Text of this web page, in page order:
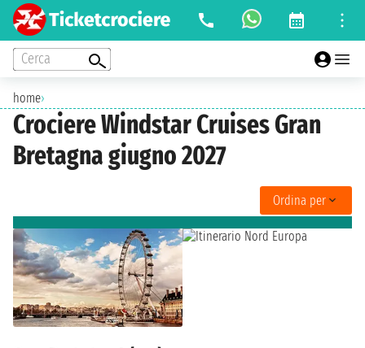
Cerca
home›
Crociere Windstar Cruises Gran
Bretagna giugno 2027
Ordina per